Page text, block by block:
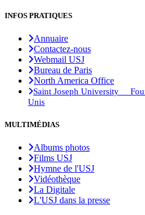
INFOS PRATIQUES
Annuaire
Contactez-nous
Webmail USJ
Bureau de Paris
North America Office
Saint Joseph University
Unis
MULTIMÉDIAS
Albums photos
Films USJ
Hymne de l'USJ
Vidéothèque
La Digitale
L'USJ dans la presse